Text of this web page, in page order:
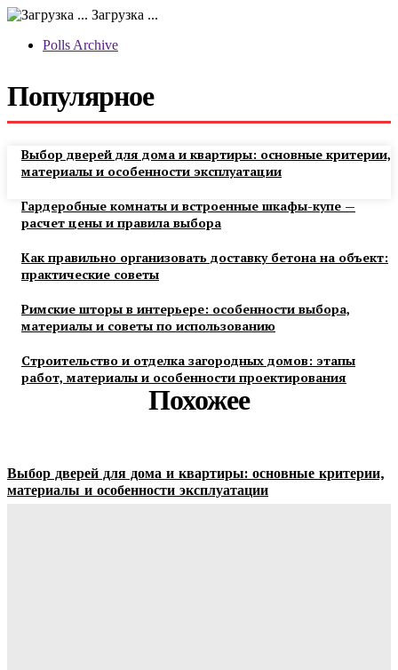
Загрузка ...
Polls Archive
Популярное
Выбор дверей для дома и квартиры: основные критерии,
материалы и особенности эксплуатации
Гардеробные комнаты и встроенные шкафы-купе —
расчет цены и правила выбора
Как правильно организовать доставку бетона на объект:
практические советы
Римские шторы в интерьере: особенности выбора,
материалы и советы по использованию
Строительство и отделка загородных домов: этапы
работ, материалы и особенности проектирования
Похожее
Выбор дверей для дома и квартиры: основные критерии,
материалы и особенности эксплуатации